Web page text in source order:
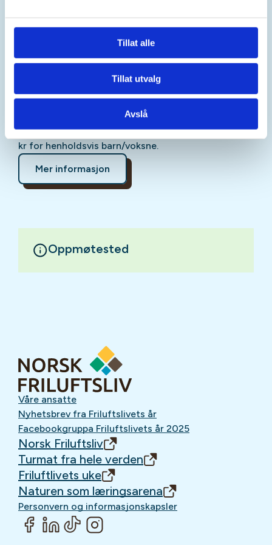
Tillat alle
Tillat utvalg
Avslå
Start når det passer dere selv best mellom kl. 9.30
og kl. 12.00. Dere bruker så lang tid dere trenger og
ønsker på turen, men vi anbefaler å beregne å være
tilbake til mål innen kl. 15.30, da vi rydder sammen
merkebånd og måltelt omtrent på denne tida.
Deltakelse er gratis og åpent for alle, uavhengig av
medlemskap i DNT, men naturstikort koster 10kr/20
kr for henholdsvis barn/voksne.
Mer informasjon
Oppmøtested
Våre ansatte
Nyhetsbrev fra Friluftslivets år
Facebookgruppa Friluftslivets år 2025
Norsk Friluftsliv
Turmat fra hele verden
Friluftlivets uke
Naturen som læringsarena
Personvern og informasjonskapsler